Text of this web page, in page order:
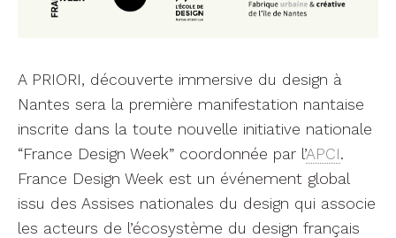
A PRIORI, découverte immersive du design à
Nantes sera la première manifestation nantaise
inscrite dans la toute nouvelle initiative nationale
“France Design Week” coordonnée par l’APCI.
France Design Week est un événement global
issu des Assises nationales du design qui associe
les acteurs de l’écosystème du design français